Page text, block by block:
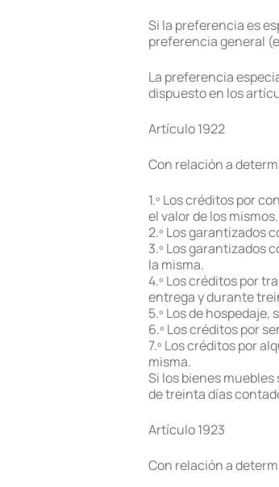
Si la preferencia es
preferencia general
La preferencia
dispuesto en los
Artículo 1922
Con relación a
1.º Los créditos por
el valor de los mismos.
2.º Los garantizados
3.º Los garantizados
la misma.
4.º Los créditos por
entrega y durante
5.º Los de
6.º Los créditos por
7.º Los créditos por
misma.
Si los bienes
de treinta días
Artículo 1923
Con relación a